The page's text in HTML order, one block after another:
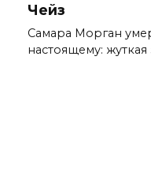
Чейз
Самара Морган
настоящему: